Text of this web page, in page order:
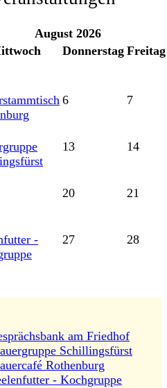
August 2026
Donnerstag Freitag
6 7
13 14
20 21
-
27 28
am Friedhof
Schillingsfürst
Rothenburg
- Kochgruppe